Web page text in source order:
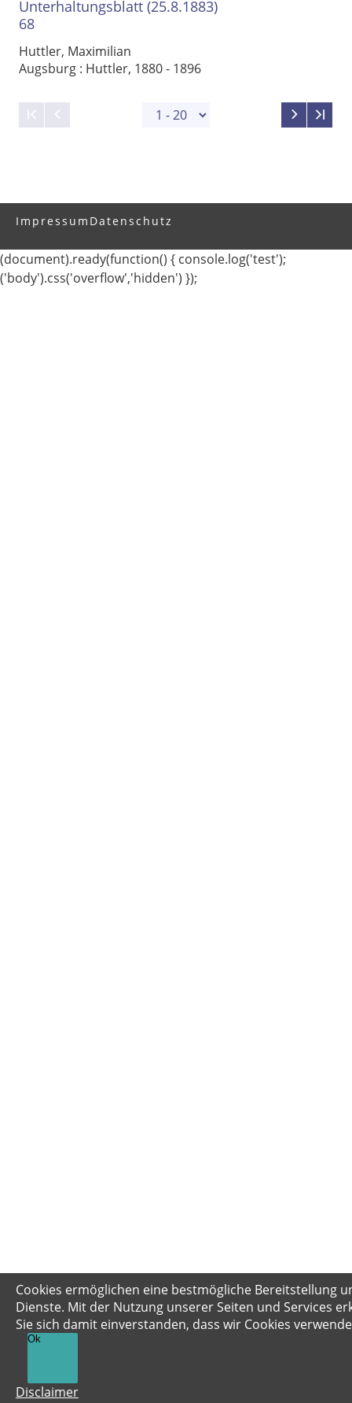
Unterhaltungsblatt (25.8.1883)
68
Huttler, Maximilian
Augsburg : Huttler, 1880 - 1896
Impressum Datenschutz
Cookies ermöglichen eine bestmögliche Bereitstellung
Dienste. Mit der Nutzung unserer Seiten und Services
Sie sich damit einverstanden, dass wir Cookies
Ok
Disclaimer
(document).ready(function() { console.log('test');
('body').css('overflow','hidden') });